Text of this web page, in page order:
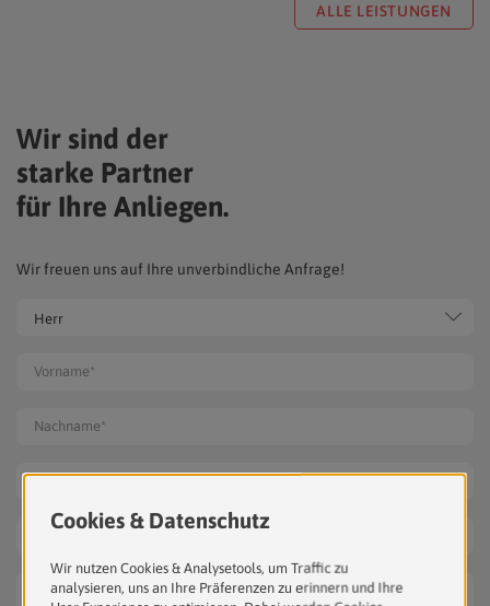
ALLE LEISTUNGEN
Wir sind der
starke Partner
für Ihre Anliegen.
Wir freuen uns auf Ihre unverbindliche Anfrage!
Herr